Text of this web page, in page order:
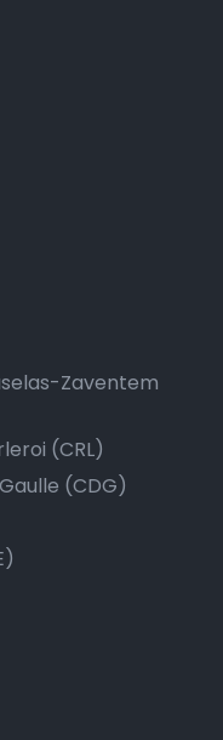
Zaventem
(CRL)
(CDG)